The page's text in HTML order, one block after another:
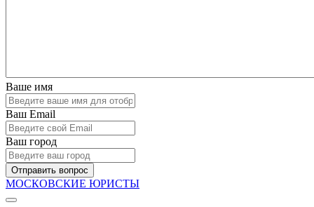
Ваше имя
Ваш Email
Ваш город
Отправить вопрос
МОСКОВСКИЕ ЮРИСТЫ